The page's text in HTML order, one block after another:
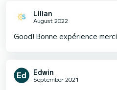
Lilian
August 2022
Good! Bonne expérience merci
Edwin
September 2021